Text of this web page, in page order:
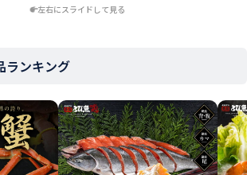
左右にスライドして見る
ランキング